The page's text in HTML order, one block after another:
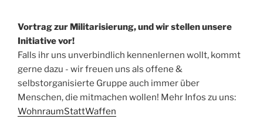
Vortrag zur Militarisierung, und wir stellen unsere
Initiative vor!
Falls ihr uns unverbindlich kennenlernen wollt, kommt
gerne dazu - wir freuen uns als offene &
selbstorganisierte Gruppe auch immer über
Menschen, die mitmachen wollen! Mehr Infos zu uns:
WohnraumStattWaffen